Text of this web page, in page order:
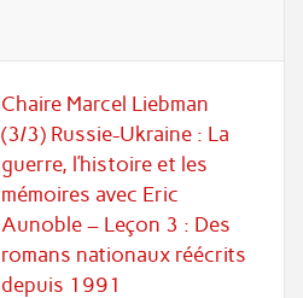
Chaire Marcel Liebman
(3/3) Russie-Ukraine : La
guerre, l’histoire et les
mémoires avec Eric
Aunoble – Leçon 3 : Des
romans nationaux réécrits
depuis 1991